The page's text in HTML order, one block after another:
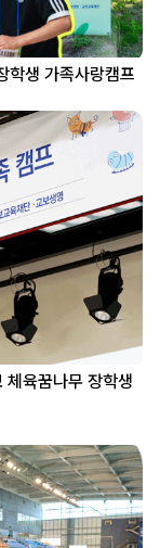
생 가족사랑캠프
육꿈나무 장학생